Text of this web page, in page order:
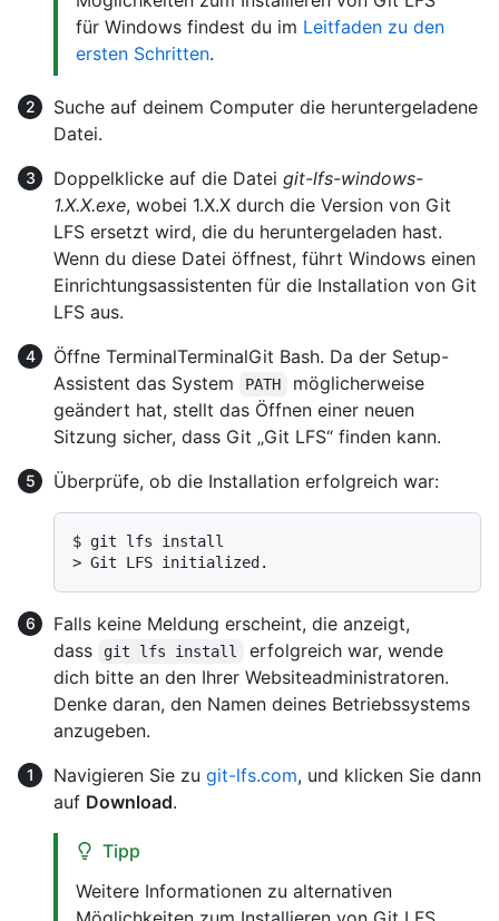
für Windows findest du im Leitfaden zu den
ersten Schritten.
Suche auf deinem Computer die heruntergeladene
Datei.
Doppelklicke auf die Datei git-lfs-windows-
1.X.X.exe, wobei 1.X.X durch die Version von Git
LFS ersetzt wird, die du heruntergeladen hast.
Wenn du diese Datei öffnest, führt Windows einen
Einrichtungsassistenten für die Installation von Git
LFS aus.
Öffne TerminalTerminalGit Bash. Da der Setup-
Assistent das System
PATH
möglicherweise
geändert hat, stellt das Öffnen einer neuen
Sitzung sicher, dass Git „Git LFS“ finden kann.
Überprüfe, ob die Installation erfolgreich war:
$ git lfs install
> Git LFS initialized.
Falls keine Meldung erscheint, die anzeigt,
dass
git lfs install
erfolgreich war, wende
dich bitte an den Ihrer Websiteadministratoren.
Denke daran, den Namen deines Betriebssystems
anzugeben.
Navigieren Sie zu git-lfs.com, und klicken Sie dann
auf Download.
Tipp
Weitere Informationen zu alternativen